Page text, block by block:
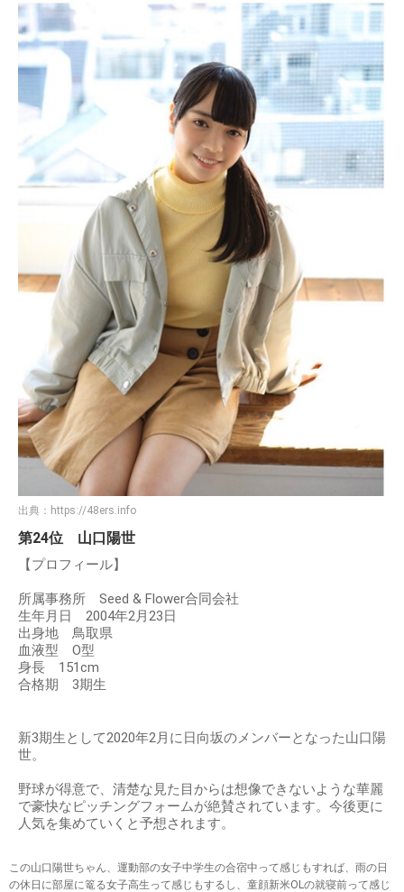
出典： https://48ers.info
第24位 山口陽世
【プロフィール】
所属事務所 Seed & Flower合同会社
生年月日 2004年2月23日
出身地 鳥取県
血液型 O型
身長 151cm
合格期 3期生
新3期生として2020年2月に日向坂のメンバーとなった山口陽
世。
野球が得意で、清楚な見た目からは想像できないような華麗
で豪快なピッチングフォームが絶賛されています。今後更に
人気を集めていくと予想されます。
この山口陽世ちゃん、運動部の女子中学生の合宿中って感じもすれば、雨の日
の休日に部屋に篭る女子高生って感じもするし、童顔新米OLの就寝前って感じ